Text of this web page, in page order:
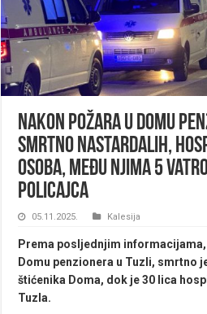
Nakon požara u Domu
smrtno nastardalih,
osoba, među njima 5
policajca
05.11.2025. Kalesija
Prema posljednjim
Domu penzionera u Tuzli, smrtno
štićenika Doma, dok je 30 lica
Tuzla.